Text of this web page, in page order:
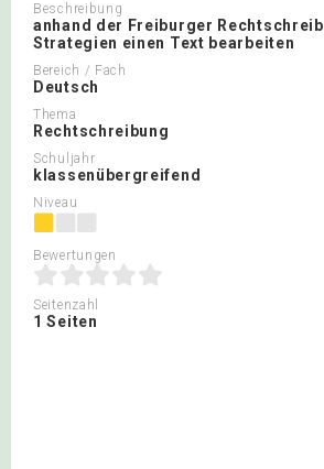
Beschreibung
anhand der Freiburger
Strategien einen Text bearbeiten
Bereich / Fach
Deutsch
Thema
Rechtschreibung
Schuljahr
klassenübergreifend
Niveau
Bewertungen
Seitenzahl
1 Seiten